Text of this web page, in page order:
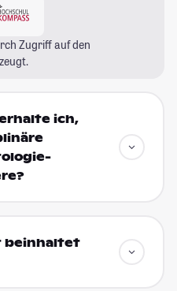
Zugriff auf den
ich,
beinhaltet